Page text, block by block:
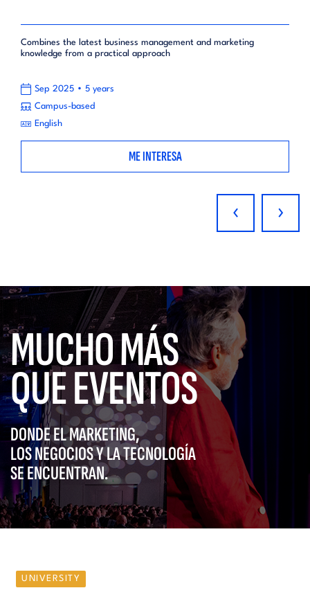
Combines the latest business management and marketing
knowledge from a practical approach
Sep 2025 • 5 years
Campus-based
English
ME INTERESA
‹ ›
MUCHO MÁS
QUE EVENTOS
DONDE EL MARKETING,
LOS NEGOCIOS Y LA TECNOLOGÍA
SE ENCUENTRAN.
UNIVERSITY